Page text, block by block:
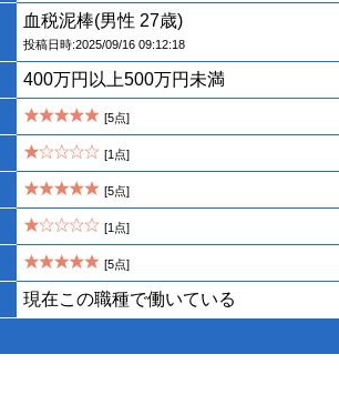
血税泥棒(男性 27歳)
投稿日時:2025/09/16 09:12:18
400万円以上500万円未満
[5点]
[1点]
[5点]
[1点]
[5点]
現在この職種で働いている